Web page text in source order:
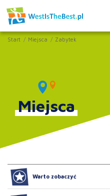
Start Miejsca Zabytek
Miejsca
Warto zobaczyć